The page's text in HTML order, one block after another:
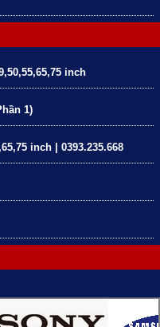
inch
1)
inch | 0393.235.668